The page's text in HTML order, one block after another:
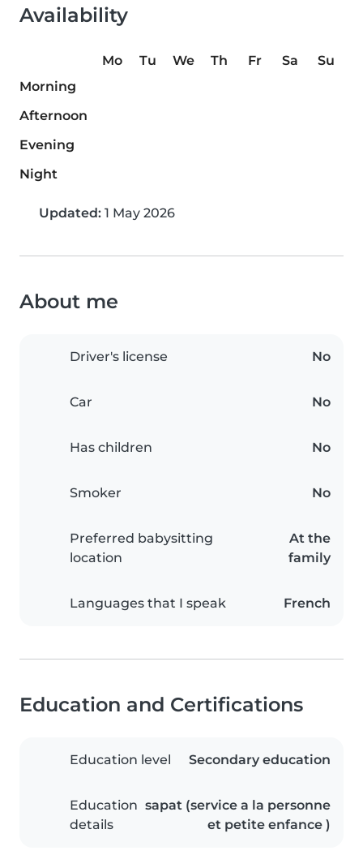
Availability
Mo Tu We Th Fr Sa
Su
Morning
Afternoon
Evening
Night
Updated: 1 May 2026
About me
Driver's license No
Car No
Has children No
Smoker No
Preferred babysitting
location
At the
family
Languages that I speak French
Education and Certifications
Education level Secondary education
Education
details
sapat (service a la personne
et petite enfance )